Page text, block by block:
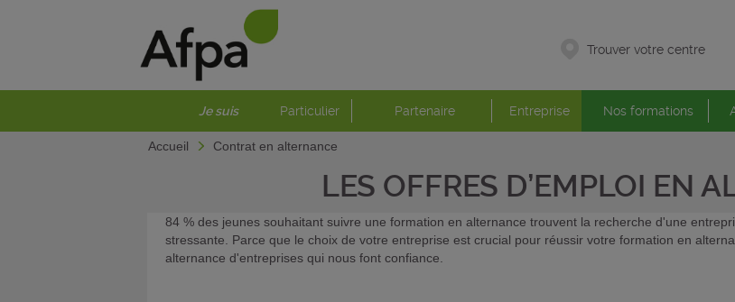
Trouver votre centre
Je suis Particulier Partenaire Entreprise Nos formations
Accueil Contrat en alternance
LES OFFRES D’EMPLOI EN
84 % des jeunes souhaitant suivre une formation en alternance trouvent la recherche d'une
stressante. Parce que le choix de votre entreprise est crucial pour réussir votre formation en
alternance d'entreprises qui nous font confiance.